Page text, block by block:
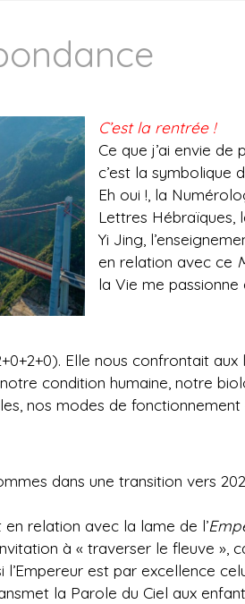
C’est la rentrée !
Ce que j’ai envie de
c’est la symbolique
Eh oui !, la
Lettres Hébraïques,
Yi Jing,
en relation avec ce
la Vie me passionne
Elle nous confrontait
condition humaine, notre
nos modes de fonctionnement
dans une transition vers
relation avec la lame de l’
à « traverser le fleuve »,
l’Empereur est par excellence
la Parole du Ciel aux